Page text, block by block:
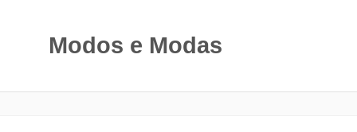
Modos e Modas